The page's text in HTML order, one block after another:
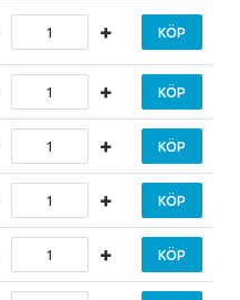
KÖP
KÖP
KÖP
KÖP
KÖP